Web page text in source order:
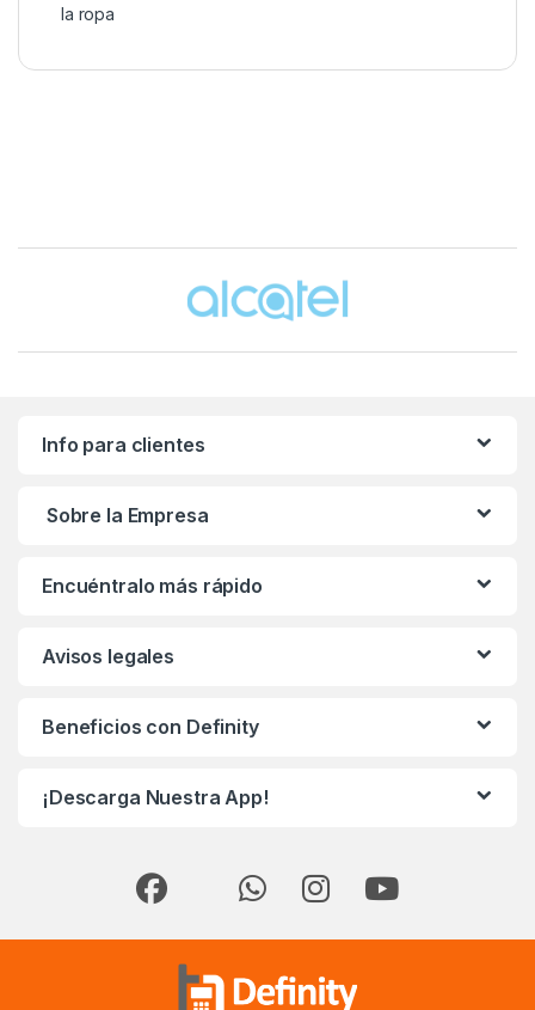
la ropa
Info para clientes
Sobre la Empresa
Encuéntralo más rápido
Avisos legales
Beneficios con Definity
¡Descarga Nuestra App!